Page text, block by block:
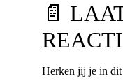
📄
Herken jij je in dit